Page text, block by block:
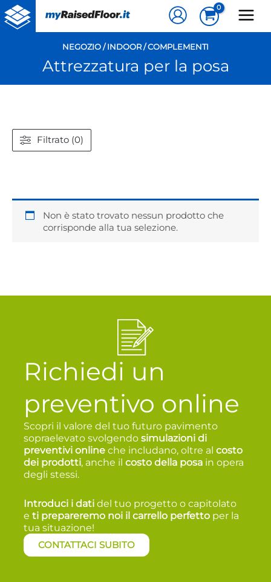
Vai
al
contenuto
NEGOZIO/INDOOR/COMPLEMENTI
Attrezzatura per la posa
Filtrato (0)
Non è stato trovato nessun prodotto che
corrisponde alla tua selezione.
Richiedi un
preventivo online
Scopri il valore del tuo futuro pavimento
sopraelevato svolgendosimulazioni di
preventivi online che includano, oltre alcosto
dei prodotti, anche ilcosto della posa in opera
degli stessi.
Introduci i dati del tuo progetto o capitolato
eti prepareremo noi il carrello perfetto per la
tua situazione!
CONTATTACI SUBITO